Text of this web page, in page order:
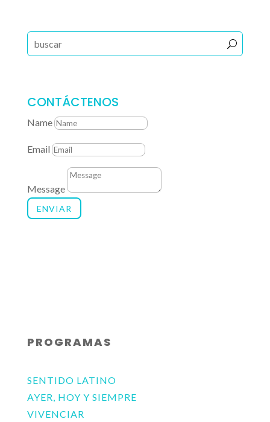
CONTÁCTENOS
Name
Email
Message
ENVIAR
PROGRAMAS
SENTIDO LATINO
AYER, HOY Y SIEMPRE
VIVENCIAR